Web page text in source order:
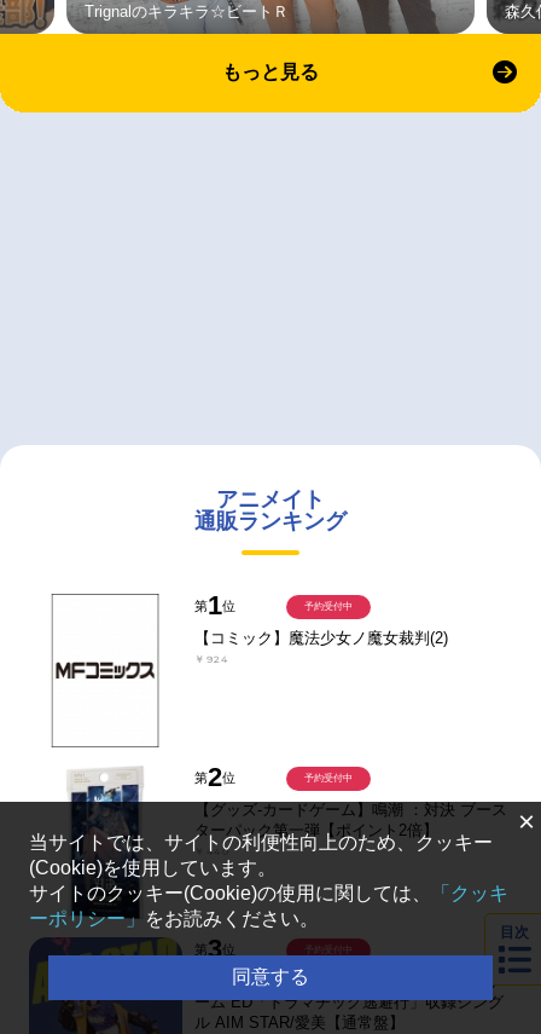
Trignalのキラキラ☆ビートＲ 森久
もっと見る
アニメイト
通販ランキング
第1位
【コミック】魔法少女ノ魔女裁判(2)
￥924
予約受付中
第2位
【グッズ-カードゲーム】鳴潮 ：対決 ブース
ターパック第一弾【ポイント2倍】
￥440
予約受付中
第3位
【音楽】TV 灰原くんの強くて青春ニューゲ
ーム ED「ドラマチック逃避行」収録シング
ル AIM STAR/愛美【通常盤】
予約受付中
目次
×
当サイトでは、サイトの利便性向上のため、クッキー
(Cookie)を使用しています。
サイトのクッキー(Cookie)の使用に関しては、
「クッキ
ーポリシー」 をお読みください。
同意する